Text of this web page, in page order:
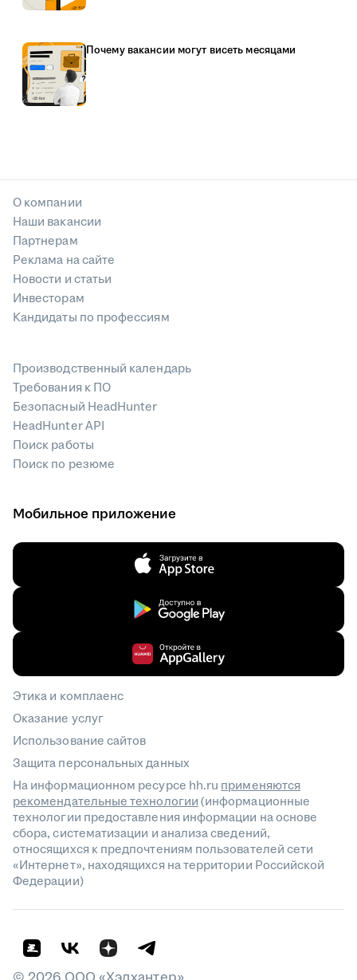
Почему вакансии могут висеть месяцами
О компании
Наши вакансии
Партнерам
Реклама на сайте
Новости и статьи
Инвесторам
Кандидаты по профессиям
Производственный календарь
Требования к ПО
Безопасный HeadHunter
HeadHunter API
Поиск работы
Поиск по резюме
Мобильное приложение
Этика и комплаенс
Оказание услуг
Использование сайтов
Защита персональных данных
На информационном ресурсе hh.ru применяются
рекомендательные технологии(информационные
технологии предоставления информации на основе
сбора, систематизации и анализа сведений,
относящихся к предпочтениям пользователей сети
«Интернет», находящихся на территории Российской
Федерации)